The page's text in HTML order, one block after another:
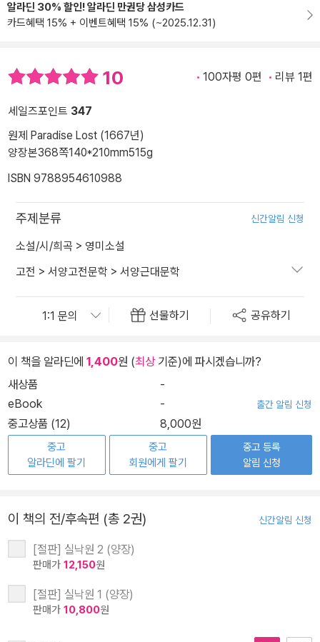
알라딘 30% 할인! 알라딘 만권당 삼성카드
카드혜택 15% + 이벤트혜택 15% (~2025.12.31)
10 100자평 0편 리뷰 1편
세일즈포인트 347
원제 Paradise Lost (1667년)
양장본368쪽140*210mm515g
ISBN 9788954610988
주제분류 신간알림 신청
소설/시/희곡 > 영미소설
고전 > 서양고전문학 > 서양근대문학
선물하기 공유하기
이 책을 알라딘에 1,400원 (최상기준)에 파시겠습니까?
새상품
-
eBook
- 출간 알림 신청
중고상품 (12) 8,000원
중고
알라딘에 팔기
중고
회원에게 팔기
중고 등록
알림 신청
이 책의 전/후속편 (총 2권) 신간알림 신청
[절판] 실낙원 2 (양장)
판매가 12,150원
[절판] 실낙원 1 (양장)
판매가 10,800원